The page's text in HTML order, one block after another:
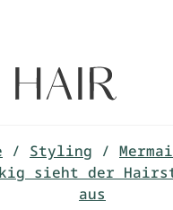
/ Styling /
sieht der
aus